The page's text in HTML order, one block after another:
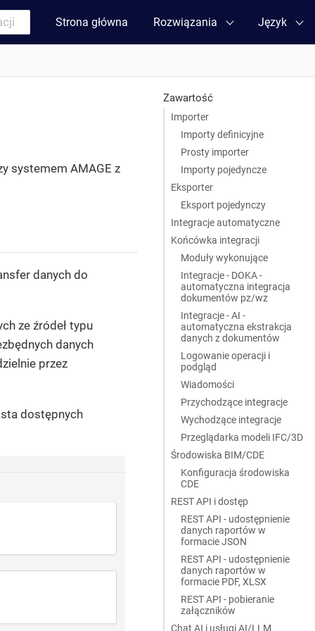
Strona główna Rozwiązania Język
Zawartość
Importer
Importy definicyjne
Prosty importer
Importy pojedyncze
Eksporter
Eksport pojedynczy
Integracje automatyczne
Końcówka integracji
Moduły wykonujące
Integracje - DOKA -
automatyczna integracja
dokumentów pz/wz
Integracje - AI -
automatyczna ekstrakcja
danych z dokumentów
Logowanie operacji i
podgląd
Wiadomości
Przychodzące integracje
Wychodzące integracje
Przeglądarka modeli IFC/3D
Środowiska BIM/CDE
Konfiguracja środowiska
CDE
REST API i dostęp
REST API - udostępnienie
danych raportów w
formacie JSON
REST API - udostępnienie
danych raportów w
formacie PDF, XLSX
REST API - pobieranie
załączników
Chat AI i usługi AI/LLM
systemem AMAGE z
danych do
ze źródeł typu
danych
przez
dostępnych